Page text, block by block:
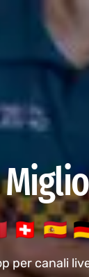
per canali